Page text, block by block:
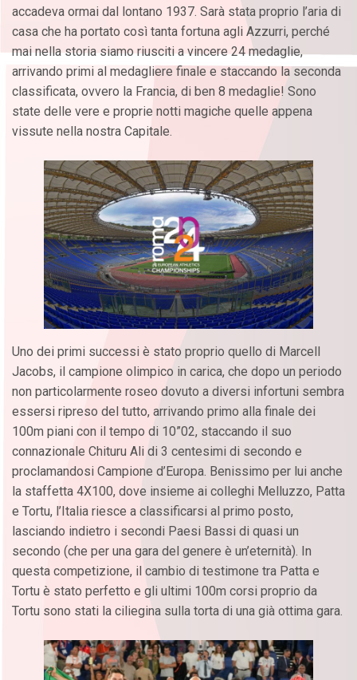
accadeva ormai dal lontano 1937. Sarà stata proprio l’aria di
casa che ha portato così tanta fortuna agli Azzurri, perché
mai nella storia siamo riusciti a vincere 24 medaglie,
arrivando primi al medagliere finale e staccando la seconda
classificata, ovvero la Francia, di ben 8 medaglie! Sono
state delle vere e proprie notti magiche quelle appena
vissute nella nostra Capitale.
Uno dei primi successi è stato proprio quello di Marcell
Jacobs, il campione olimpico in carica, che dopo un periodo
non particolarmente roseo dovuto a diversi infortuni sembra
essersi ripreso del tutto, arrivando primo alla finale dei
100m piani con il tempo di 10”02, staccando il suo
connazionale Chituru Ali di 3 centesimi di secondo e
proclamandosi Campione d’Europa. Benissimo per lui anche
la staffetta 4X100, dove insieme ai colleghi Melluzzo, Patta
e Tortu, l’Italia riesce a classificarsi al primo posto,
lasciando indietro i secondi Paesi Bassi di quasi un
secondo (che per una gara del genere è un’eternità). In
questa competizione, il cambio di testimone tra Patta e
Tortu è stato perfetto e gli ultimi 100m corsi proprio da
Tortu sono stati la ciliegina sulla torta di una già ottima gara.